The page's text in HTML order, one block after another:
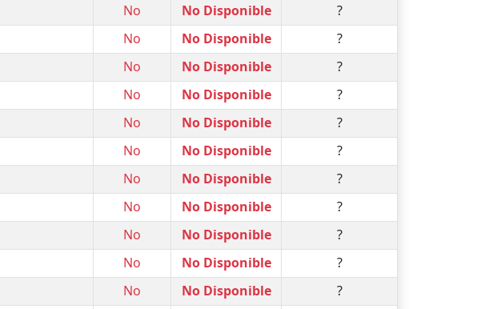
No No Disponible
?
No No Disponible
?
No No Disponible
?
No No Disponible
?
No No Disponible
?
No No Disponible
?
No No Disponible
?
No No Disponible
?
No No Disponible
?
No No Disponible
?
No No Disponible
?